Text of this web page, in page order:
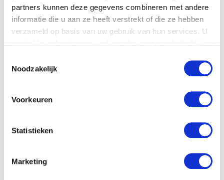
partners kunnen deze gegevens combineren met andere
informatie die u aan ze heeft verstrekt of die ze hebben
verzameld op basis van uw gebruik van hun services. U
Noodzakelijk
Voorkeuren
Statistieken
Marketing